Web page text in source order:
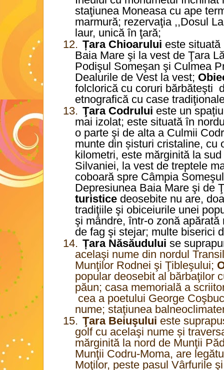
staţiunea Moneasa cu ape
marmură; rezervaţia ,,Dosul
laur, unică în ţară;
12. Țara Chioarului este
Baia Mare şi la vest de Ţara
Podişul Someşan şi Culmea
Dealurile de Vest la vest;
folclorică cu coruri bărbăteşti
etnografică cu case
13. Ţara Codrului este un
mai izolat; este situată în
o parte şi de alta a Culmii
munte din șisturi cristaline, cu
kilometri, este mărginită la
Silvaniei, la vest de treptele
coboară spre Câmpia
Depresiunea Baia Mare şi de
turistice deosebite nu are,
tradiţiile şi obiceiurile unei
şi mândre, într-o zonă
de fag şi stejar; multe biserici
14. Țara Năsăudului se
acelaşi nume din nordul
Munţilor Rodnei şi Ţibleşului;
popular deosebit al bărbaţilor
păun; casa memorială a
cea a poetului George
nume; staţiunea
15. Ţara Beiuşului este
golf cu acelaşi nume și
mărginită la nord de Munţii
Munţii Codru-Moma, are
Moţilor, peste pasul Vârfurile